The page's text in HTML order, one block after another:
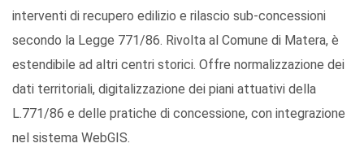
interventi di recupero edilizio e rilascio sub-concessioni
secondo la Legge 771/86. Rivolta al Comune di Matera, è
estendibile ad altri centri storici. Offre normalizzazione dei
dati territoriali, digitalizzazione dei piani attuativi della
L.771/86 e delle pratiche di concessione, con integrazione
nel sistema WebGIS.